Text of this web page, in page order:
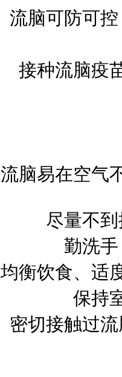
流脑可防可
接种流脑疫
流脑易在空气
尽量不
勤洗
均衡饮食、适
保持
密切接触过